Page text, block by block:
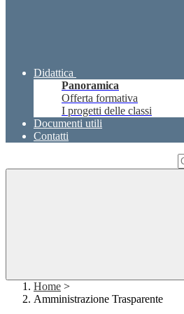
Didattica
Panoramica
Offerta formativa
I progetti delle classi
Documenti utili
Contatti
Home >
Amministrazione Trasparente